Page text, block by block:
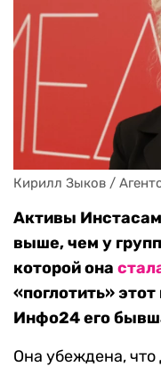
Кирилл Зыков /
Активы
выше, чем у
которой она
«поглотить»
Инфо24 его
Она убеждена,